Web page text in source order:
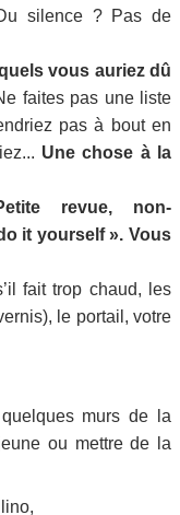
silence ? Pas de
vous auriez dû
faites pas une liste
pas à bout en
Une chose à la
revue, non-
it yourself ». Vous
fait trop chaud, les
le portail, votre
murs de la
ou mettre de la